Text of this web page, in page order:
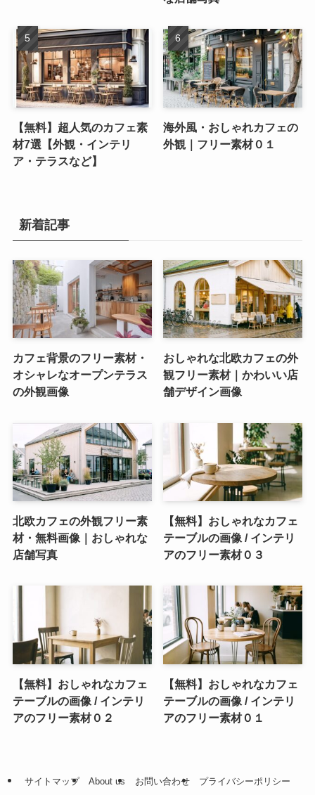
【無料】超人気のカフェ素
材7選【外観・インテリ
ア・テラスなど】
海外風・おしゃれカフェの
外観｜フリー素材０１
新着記事
カフェ背景のフリー素材・
オシャレなオープンテラス
の外観画像
おしゃれな北欧カフェの外
観フリー素材｜かわいい店
舗デザイン画像
北欧カフェの外観フリー素
材・無料画像｜おしゃれな
店舗写真
【無料】おしゃれなカフェ
テーブルの画像 / インテリ
アのフリー素材０３
【無料】おしゃれなカフェ
テーブルの画像 / インテリ
アのフリー素材０２
【無料】おしゃれなカフェ
テーブルの画像 / インテリ
アのフリー素材０１
サイトマップ About us お問い合わせ プライバシーポリシー